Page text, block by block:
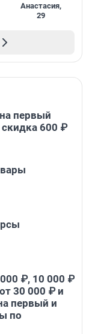
Анастасия,
29
первый
600 ₽
₽, 10 000 ₽
30 000 ₽ и
первый и
по